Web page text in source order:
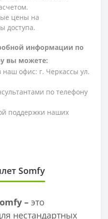
цены на
доступа.
информации по
вы можете:
офис: г. Черкассы ул.
по телефону
поддержки наших
Somfy
– это
нестандартных